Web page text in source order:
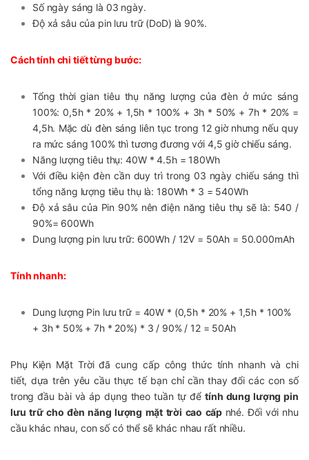
Số ngày sáng là 03 ngày.
Độ xả sâu của pin lưu trữ (DoD) là 90%.
Cách tính chi tiết từng bước:
Tổng thời gian tiêu thụ năng lượng của đèn ở mức sáng
100%: 0,5h * 20% + 1,5h * 100% + 3h * 50% + 7h * 20% =
4,5h. Mặc dù đèn sáng liên tục trong 12 giờ nhưng nếu quy
ra mức sáng 100% thì tương đương với 4,5 giờ chiếu sáng.
Năng lượng tiêu thụ: 40W * 4.5h = 180Wh
Với điều kiện đèn cần duy trì trong 03 ngày chiếu sáng thì
tổng năng lượng tiêu thụ là: 180Wh * 3 = 540Wh
Độ xả sâu của Pin 90% nên điện năng tiêu thụ sẽ là: 540 /
90%= 600Wh
Dung lượng pin lưu trữ: 600Wh / 12V = 50Ah = 50.000mAh
Tính nhanh:
Dung lượng Pin lưu trữ = 40W * (0,5h * 20% + 1,5h * 100%
+ 3h * 50% + 7h * 20%) * 3 / 90% / 12 = 50Ah
Phụ Kiện Mặt Trời đã cung cấp công thức tính nhanh và chi
tiết, dựa trên yêu cầu thực tế bạn chỉ cần thay đổi các con số
trong đầu bài và áp dụng theo tuần tự để tính dung lượng pin
lưu trữ cho đèn năng lượng mặt trời cao cấp nhé. Đối với nhu
cầu khác nhau, con số có thể sẽ khác nhau rất nhiều.